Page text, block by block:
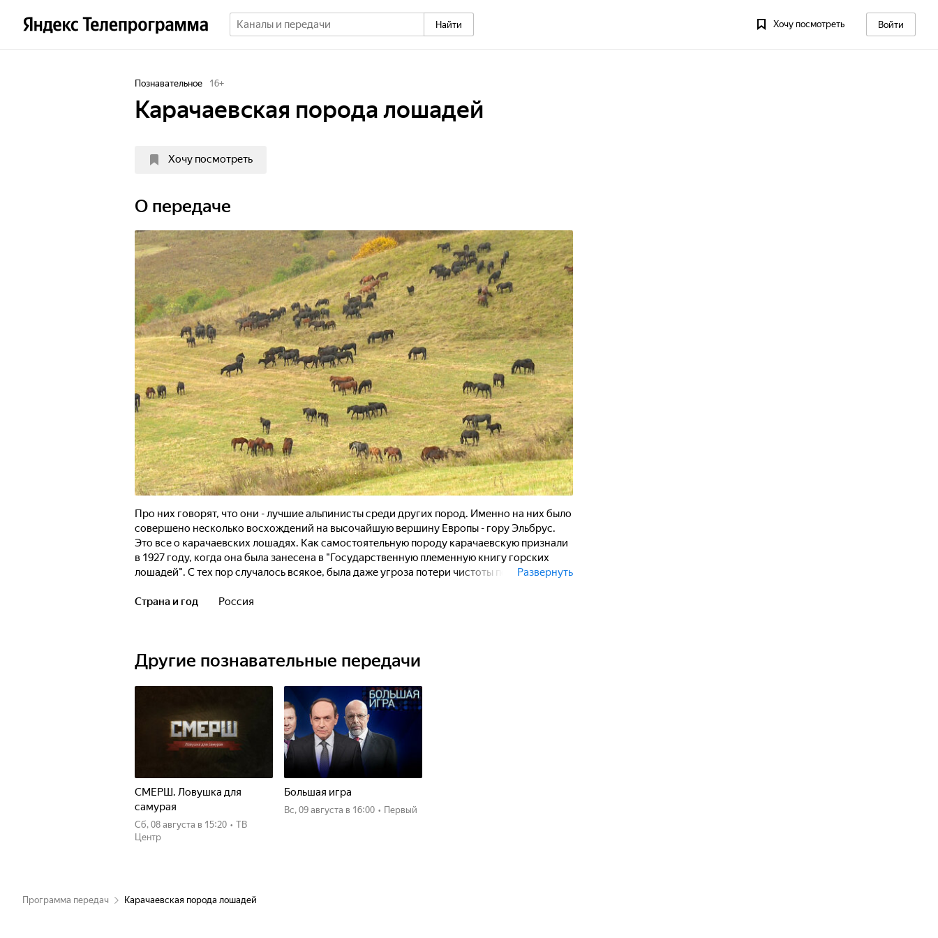
Найти Хочу посмотреть Войти
Познавательное 16+
Карачаевская порода лошадей
Хочу посмотреть
О передаче
Про них говорят, что они - лучшие альпинисты среди других пород. Именно на них было
совершено несколько восхождений на высочайшую вершину Европы - гору Эльбрус.
Это все о карачаевских лошадях. Как самостоятельную породу карачаевскую признали
в 1927 году, когда она была занесена в "Государственную племенную книгу горских
лошадей". С тех пор случалось всякое, была даже угроза потери чистоты породы. Но
присущие только им. Круглый год эти лошади находятся на открытых пастбищах. Летом
Развернуть
Страна и год Россия
Другие познавательные передачи
СМЕРШ. Ловушка для
самурая
сб, 08 августа в 15:20 • ТВ
Центр
Большая игра
вс, 09 августа в 16:00 • Первый
Программа передач Карачаевская порода лошадей